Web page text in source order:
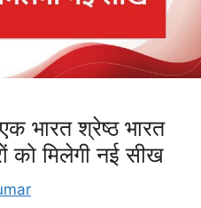
भारत श्रेष्ठ भारत
को मिलेगी नई सीख